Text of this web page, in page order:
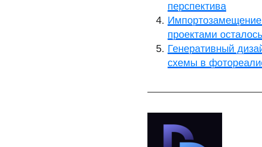
перспектива
проектами
Генеративный
схемы в